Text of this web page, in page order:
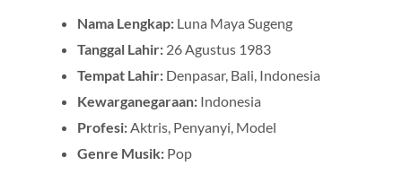
Nama Lengkap:Luna Maya Sugeng
Tanggal Lahir:26 Agustus 1983
Tempat Lahir:Denpasar, Bali, Indonesia
Kewarganegaraan:Indonesia
Profesi:Aktris, Penyanyi, Model
Genre Musik:Pop